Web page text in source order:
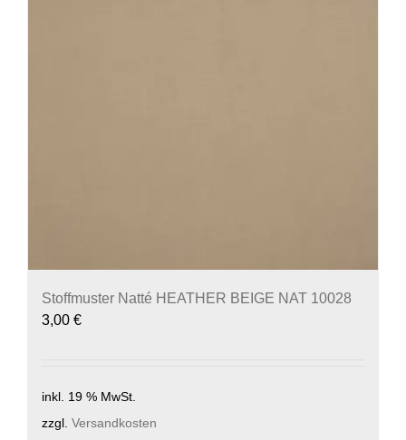
Stoffmuster Natté HEATHER BEIGE NAT 10028
3,00 €
inkl. 19 % MwSt.
zzgl. Versandkosten